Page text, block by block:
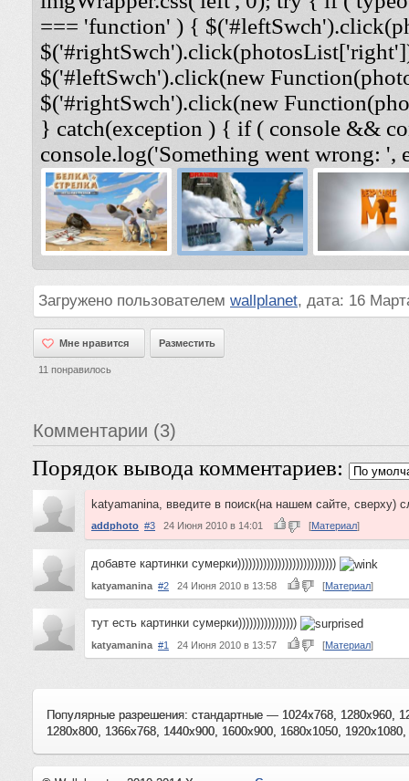
=== 'function' ) {
$('#leftSwch').click(new
$('#rightSwch').click(new
} catch(exception ) { if ( console &&
console.log('Something went wrong:
Загружено пользователем wallplanet, дата: 16
Мне нравится
Мне нравится Разместить
11 понравилось
Комментарии (3)
Порядок вывода комментариев:
katyamanina, введите в поиск(на нашем сайте, сверху)
addphoto #3 24 Июня 2010 в 14:01 [Материал]
добавте картинки сумерки)))))))))))))))))))))))))))
katyamanina #2 24 Июня 2010 в 13:58 [Материал]
тут есть картинки сумерки))))))))))))))))
katyamanina #1 24 Июня 2010 в 13:57 [Материал]
Популярные разрешения: стандартные — 1024x768, 1280x960,
1280x800, 1366x768, 1440x900, 1600x900, 1680x1050,